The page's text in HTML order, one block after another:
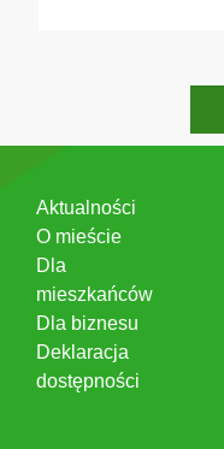
Aktualności
O mieście
Dla
mieszkańców
Dla biznesu
Deklaracja
dostępności